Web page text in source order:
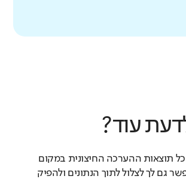
עוד?
כל תוצאות ההערכה החיצונית במקום
גם לך לצלול לתוך הנתונים ולהפיק